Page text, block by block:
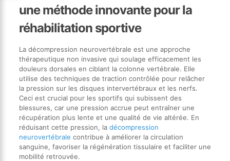
une méthode innovante pour la
réhabilitation sportive
La décompression neurovertébrale est une approche
thérapeutique non invasive qui soulage efficacement les
douleurs dorsales en ciblant la colonne vertébrale. Elle
utilise des techniques de traction contrôlée pour relâcher
la pression sur les disques intervertébraux et les nerfs.
Ceci est crucial pour les sportifs qui subissent des
blessures, car une pression accrue peut entraîner une
récupération plus lente et une qualité de vie altérée. En
réduisant cette pression, la décompression
neurovertébrale contribue à améliorer la circulation
sanguine, favoriser la régénération tissulaire et faciliter une
mobilité retrouvée.